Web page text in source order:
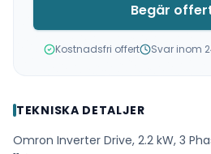
Begär
Kostnadsfri offert Svar inom
TEKNISKA DETALJER
Omron Inverter Drive, 2.2 kW, 3